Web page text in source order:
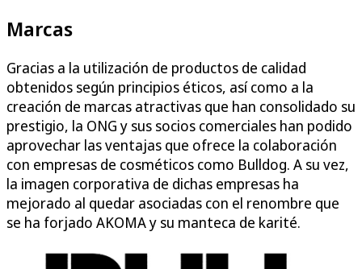
Marcas
Gracias a la utilización de productos de calidad
obtenidos según principios éticos, así como a la
creación de marcas atractivas que han consolidado su
prestigio, la ONG y sus socios comerciales han podido
aprovechar las ventajas que ofrece la colaboración
con empresas de cosméticos como Bulldog. A su vez,
la imagen corporativa de dichas empresas ha
mejorado al quedar asociadas con el renombre que
se ha forjado AKOMA y su manteca de karité.